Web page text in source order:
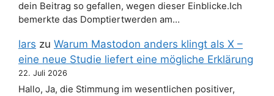
dein Beitrag so gefallen, wegen dieser Einblicke.Ich
bemerkte das Domptiertwerden am…
lars zu Warum Mastodon anders klingt als X –
eine neue Studie liefert eine mögliche Erklärung
22. Juli 2026
Hallo, Ja, die Stimmung im wesentlichen positiver,